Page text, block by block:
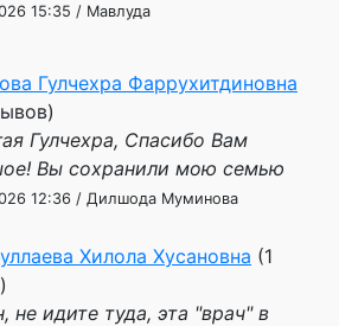
15:35 / Мавлуда
Гулчехра Фаррухитдиновна
Гулчехра, Спасибо Вам
Вы сохранили мою семью
12:36 / Дилшода Муминова
Хилола Хусановна (1
не идите туда, эта "врач" в